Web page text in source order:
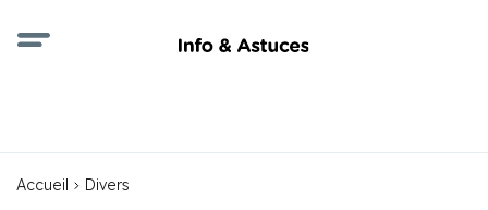
Accueil Divers